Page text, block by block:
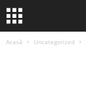
Acasă Uncategorized